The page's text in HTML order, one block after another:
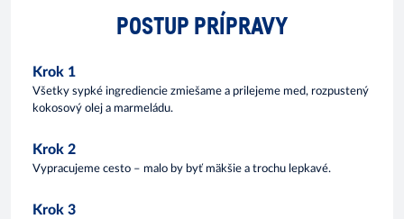
POSTUP PRÍPRAVY
Krok 1
Všetky sypké ingrediencie zmiešame a prilejeme med, rozpustený
kokosový olej a marmeládu.
Krok 2
Vypracujeme cesto – malo by byť mäkšie a trochu lepkavé.
Krok 3